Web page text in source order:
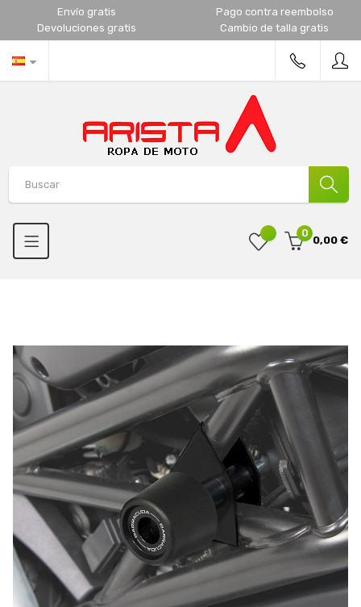
Envío gratis
Pago contra reembolso
Devoluciones gratis
Cambio de talla gratis
0
0,00 €